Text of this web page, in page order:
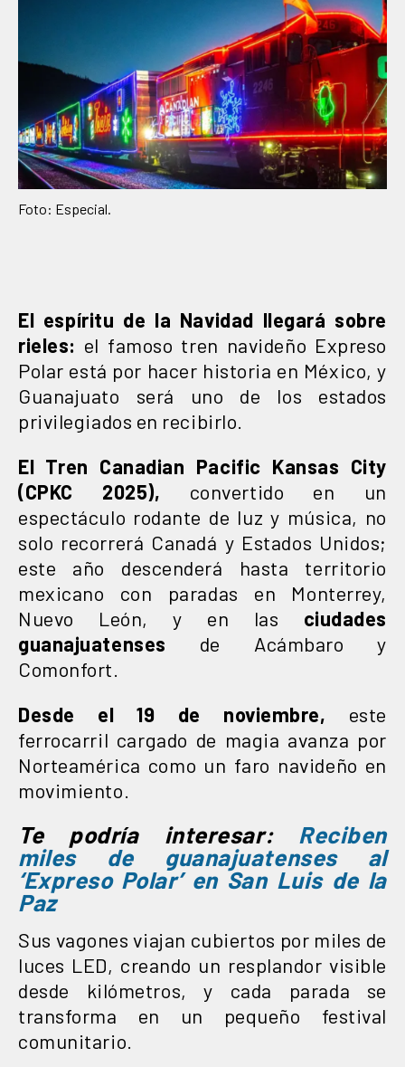
Foto: Especial.
El espíritu de la Navidad llegará sobre
rieles: el famoso tren navideño Expreso
Polar está por hacer historia en México, y
Guanajuato será uno de los estados
privilegiados en recibirlo.
El Tren Canadian Pacific Kansas City
(CPKC 2025), convertido en un
espectáculo rodante de luz y música, no
solo recorrerá Canadá y Estados Unidos;
este año descenderá hasta territorio
mexicano con paradas en Monterrey,
Nuevo León, y en las ciudades
guanajuatenses de Acámbaro y
Comonfort.
Desde el 19 de noviembre, este
ferrocarril cargado de magia avanza por
Norteamérica como un faro navideño en
movimiento.
Te podría interesar: Reciben
miles de guanajuatenses al
‘Expreso Polar’ en San Luis de la
Paz
Sus vagones viajan cubiertos por miles de
luces LED, creando un resplandor visible
desde kilómetros, y cada parada se
transforma en un pequeño festival
comunitario.